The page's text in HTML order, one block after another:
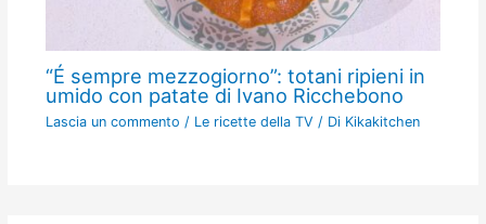
“É sempre mezzogiorno”: totani ripieni in
umido con patate di Ivano Ricchebono
Lascia un commento / Le ricette della TV / Di Kikakitchen